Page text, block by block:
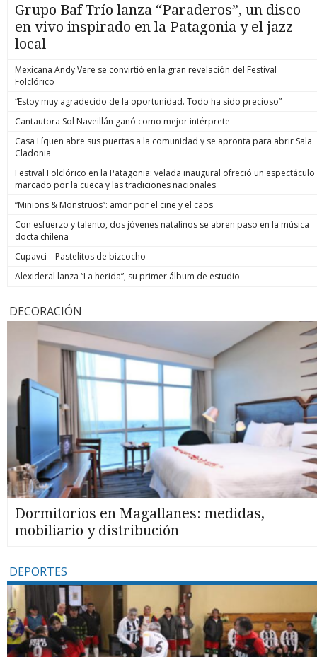
Grupo Baf Trío lanza “Paraderos”, un disco
en vivo inspirado en la Patagonia y el jazz
local
Mexicana Andy Vere se convirtió en la gran revelación del Festival
Folclórico
“Estoy muy agradecido de la oportunidad. Todo ha sido precioso”
Cantautora Sol Naveillán ganó como mejor intérprete
Casa Líquen abre sus puertas a la comunidad y se apronta para abrir Sala
Cladonia
Festival Folclórico en la Patagonia: velada inaugural ofreció un espectáculo
marcado por la cueca y las tradiciones nacionales
“Minions & Monstruos”: amor por el cine y el caos
Con esfuerzo y talento, dos jóvenes natalinos se abren paso en la música
docta chilena
Cupavci – Pastelitos de bizcocho
Alexideral lanza “La herida”, su primer álbum de estudio
DECORACIÓN
Dormitorios en Magallanes: medidas,
mobiliario y distribución
DEPORTES